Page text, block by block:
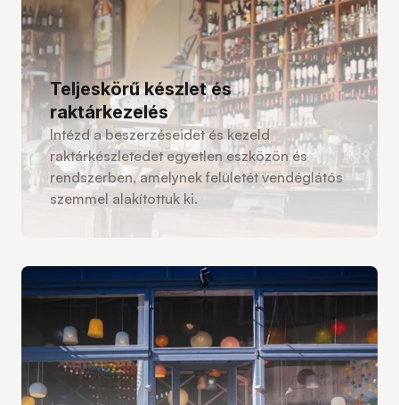
Teljeskörű készlet és
raktárkezelés
Intézd a beszerzéseidet és kezeld
raktárkészletedet egyetlen eszközön és
rendszerben, amelynek felületét vendéglátós
szemmel alakítottuk ki.